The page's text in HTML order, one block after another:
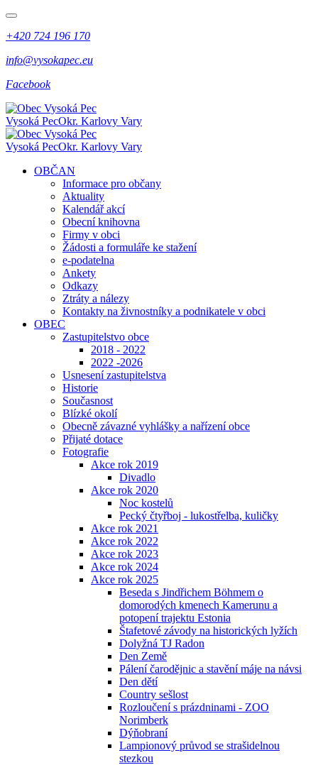
+420 724 196 170
info@vysokapec.eu
Facebook
Vysoká PecOkr. Karlovy Vary
Vysoká PecOkr. Karlovy Vary
OBČAN
Informace pro občany
Aktuality
Kalendář akcí
Obecní knihovna
Firmy v obci
Žádosti a formuláře ke stažení
e-podatelna
Ankety
Odkazy
Ztráty a nálezy
Kontakty na živnostníky a podnikatele v obci
OBEC
Zastupitelstvo obce
2018 - 2022
2022 -2026
Usnesení zastupitelstva
Historie
Současnost
Blízké okolí
Obecně závazné vyhlášky a nařízení obce
Přijaté dotace
Fotografie
Akce rok 2019
Divadlo
Akce rok 2020
Noc kostelů
Pecký čtyřboj - lukostřelba, kuličky
Akce rok 2021
Akce rok 2022
Akce rok 2023
Akce rok 2024
Akce rok 2025
Beseda s Jindřichem Böhmem o
domorodých kmenech Kamerunu a
potopení trajektu Estonia
Štafetové závody na historických lyžích
Dolyžná TJ Radon
Den Země
Pálení čarodějnic a stavění máje na návsi
Den dětí
Country sešlost
Rozloučení s prázdninami - ZOO
Norimberk
Dýňobraní
Lampionový průvod se strašidelnou
stezkou